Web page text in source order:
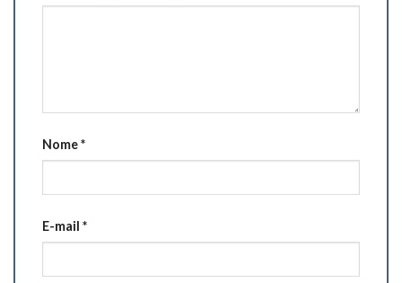
Nome*
E-mail *